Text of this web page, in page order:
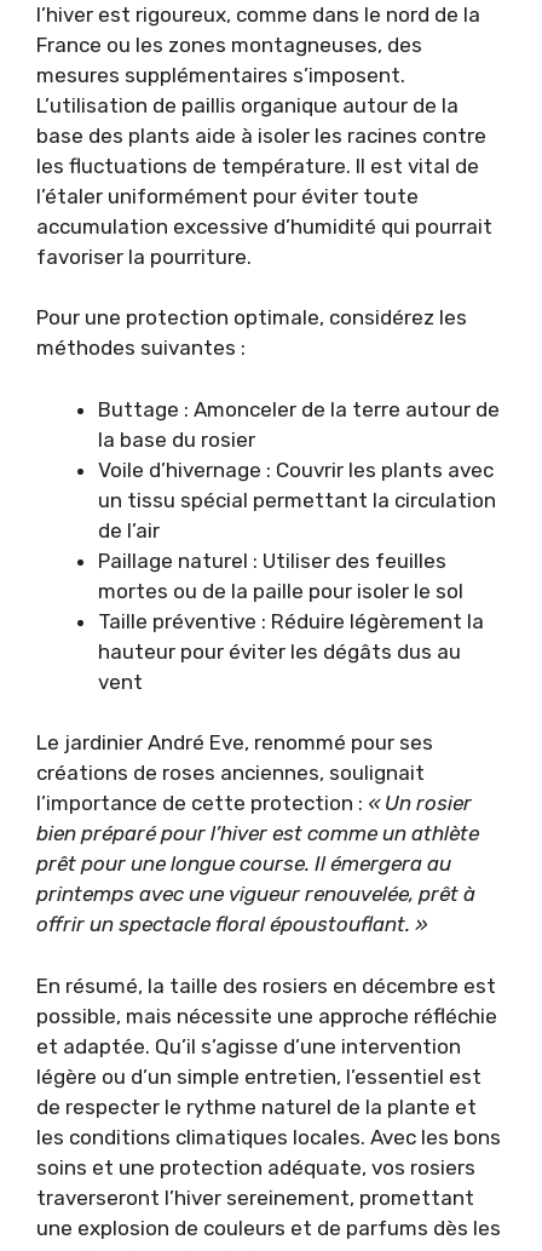
l’hiver est rigoureux, comme dans le nord de la
France ou les zones montagneuses, des
mesures supplémentaires s’imposent.
L’utilisation de paillis organique autour de la
base des plants aide à isoler les racines contre
les fluctuations de température. Il est vital de
l’étaler uniformément pour éviter toute
accumulation excessive d’humidité qui pourrait
favoriser la pourriture.
Pour une protection optimale, considérez les
méthodes suivantes :
Buttage : Amonceler de la terre autour de
la base du rosier
Voile d’hivernage : Couvrir les plants avec
un tissu spécial permettant la circulation
de l’air
Paillage naturel : Utiliser des feuilles
mortes ou de la paille pour isoler le sol
Taille préventive : Réduire légèrement la
hauteur pour éviter les dégâts dus au
vent
Le jardinier André Eve, renommé pour ses
créations de roses anciennes, soulignait
l’importance de cette protection : « Un rosier
bien préparé pour l’hiver est comme un athlète
prêt pour une longue course. Il émergera au
printemps avec une vigueur renouvelée, prêt à
offrir un spectacle floral époustouflant. »
En résumé, la taille des rosiers en décembre est
possible, mais nécessite une approche réfléchie
et adaptée. Qu’il s’agisse d’une intervention
légère ou d’un simple entretien, l’essentiel est
de respecter le rythme naturel de la plante et
les conditions climatiques locales. Avec les bons
soins et une protection adéquate, vos rosiers
traverseront l’hiver sereinement, promettant
une explosion de couleurs et de parfums dès les